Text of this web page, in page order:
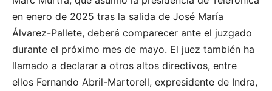
en enero de 2025 tras la salida de José María
Álvarez-Pallete, deberá comparecer ante el juzgado
durante el próximo mes de mayo. El juez también ha
llamado a declarar a otros altos directivos, entre
ellos Fernando Abril-Martorell, expresidente de Indra,